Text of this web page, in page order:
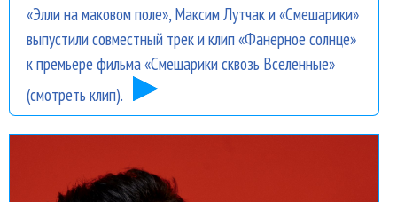
«Элли на маковом поле», Максим Лутчак и «Смешарики»
выпустили совместный трек и клип «Фанерное солнце»
к премьере фильма «Смешарики сквозь Вселенные»
(смотреть клип).